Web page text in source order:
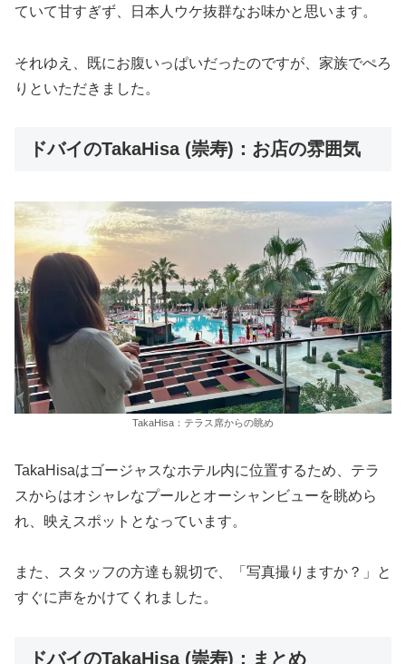
ていて甘すぎず、日本人ウケ抜群なお味かと思います。
それゆえ、既にお腹いっぱいだったのですが、家族でぺろ
りといただきました。
ドバイのTakaHisa (崇寿)：お店の雰囲気
TakaHisa：テラス席からの眺め
TakaHisaはゴージャスなホテル内に位置するため、テラ
スからはオシャレなプールとオーシャンビューを眺めら
れ、映えスポットとなっています。
また、スタッフの方達も親切で、「写真撮りますか？」と
すぐに声をかけてくれました。
ドバイのTakaHisa (崇寿)：まとめ